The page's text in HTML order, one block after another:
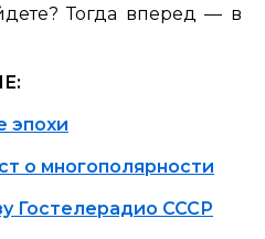
Тогда вперед — в
эпохи
о многополярности
Гостелерадио СССР